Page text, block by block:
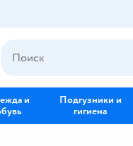
и
Подгузники и
гигиена